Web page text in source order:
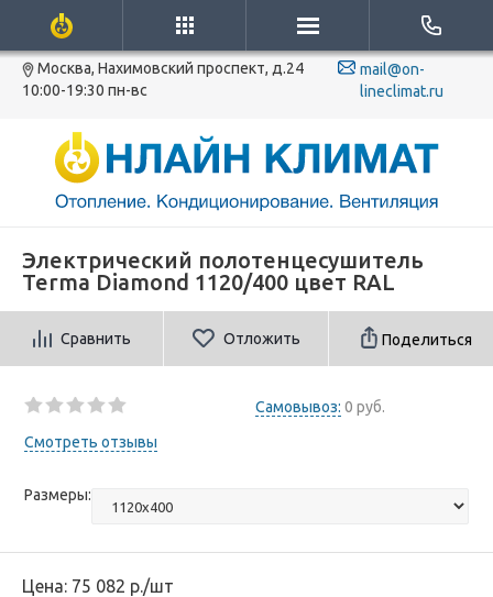
Москва, Нахимовский проспект, д.24
10:00-19:30 пн-вс
mail@on-
lineclimat.ru
Электрический полотенцесушитель
Terma Diamond 1120/400 цвет RAL
Сравнить Отложить Поделиться
Самовывоз: 0 руб.
Смотреть отзывы
Размеры:
Цена: 75 082 р./шт